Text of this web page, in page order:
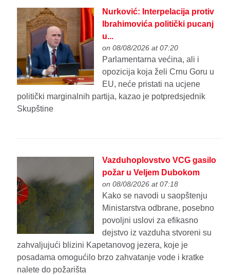
Nurković: Interpelacija protiv
Ibrahimovića politički pucanj
u...
on 08/08/2026 at 07:20
Parlamentarna većina, ali i
opozicija koja želi Crnu Goru u
EU, neće pristati na ucjene
politički marginalnih partija, kazao je potpredsjednik
Skupštine
Vazduhoplovstvo VCG gasilo
požar u Veljem Dubokom
on 08/08/2026 at 07:18
Kako se navodi u saopštenju
Ministarstva odbrane, posebno
povoljni uslovi za efikasno
dejstvo iz vazduha stvoreni su
zahvaljujući blizini Kapetanovog jezera, koje je
posadama omogućilo brzo zahvatanje vode i kratke
nalete do požarišta